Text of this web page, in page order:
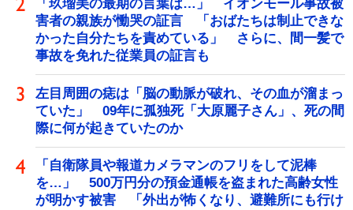
「玖瑠美の最期の言葉は…」 イオンモール事故被
害者の親族が慟哭の証言 「おばたちは制止できな
かった自分たちを責めている」 さらに、間一髪で
事故を免れた従業員の証言も
左目周囲の痣は「脳の動脈が破れ、その血が溜まっ
ていた」 09年に孤独死「大原麗子さん」、死の間
際に何が起きていたのか
「自衛隊員や報道カメラマンのフリをして泥棒
を…」 500万円分の預金通帳を盗まれた高齢女性
が明かす被害 「外出が怖くなり、避難所にも行け